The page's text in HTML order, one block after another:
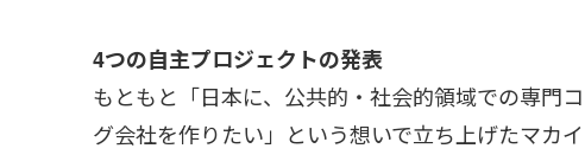
4つの自主プロジェクトの発表
もともと「日本に、公共的・社会的領域での専門
グ会社を作りたい」という想いで立ち上げたマカ